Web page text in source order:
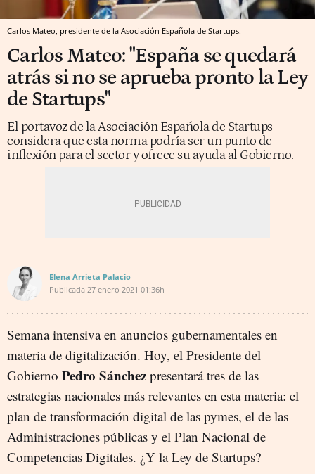
Carlos Mateo, presidente de la Asociación Española de Startups.
Carlos Mateo: "España se quedará
atrás si no se aprueba pronto la Ley
de Startups"
El portavoz de la Asociación Española de Startups
considera que esta norma podría ser un punto de
inflexión para el sector y ofrece su ayuda al Gobierno.
Elena Arrieta Palacio
Publicada 27 enero 2021 01:36h
Semana intensiva en anuncios gubernamentales en
materia de digitalización. Hoy, el Presidente del
Gobierno Pedro Sánchez presentará tres de las
estrategias nacionales más relevantes en esta materia: el
plan de transformación digital de las pymes, el de las
Administraciones públicas y el Plan Nacional de
Competencias Digitales. ¿Y la Ley de Startups?